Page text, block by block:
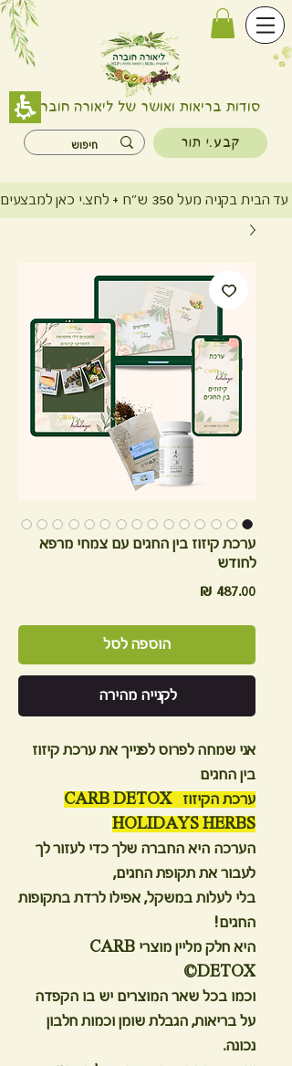
סודות בריאות ואושר של ליאורה חוברה
קבע.י תור
ש"ח + לחצ.י כאן למבצעים
ערכת קיזוז בין החגים עם צמחי מרפא
לחודש
הוספה לסל
לקנייה מהירה
אני שמחה לפרוס לפנייך את ערכת קיזוז
בין החגים
ערכת הקיזוז CARB DETOX
HOLIDAYS HERBS
הערכה היא החברה שלך כדי לעזור לך
לעבור את תקופת החגים,
בלי לעלות במשקל, אפילו לרדת בתקופות
החגים!
היא חלק מליין מוצרי CARB
DETOX©
וכמו בכל שאר המוצרים יש בו הקפדה
על בריאות, הגבלת שומן וכמות חלבון
נכונה.